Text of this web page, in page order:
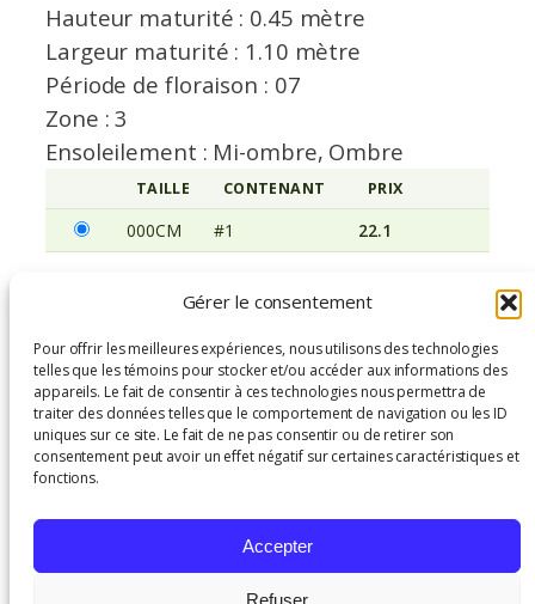
Gérer le consentement
Pour offrir les meilleures expériences, nous utilisons des technologies
telles que les témoins pour stocker et/ou accéder aux informations des
appareils. Le fait de consentir à ces technologies nous permettra de
traiter des données telles que le comportement de navigation ou les ID
uniques sur ce site. Le fait de ne pas consentir ou de retirer son
consentement peut avoir un effet négatif sur certaines caractéristiques et
fonctions.
Accepter
Refuser
Hauteur maturité : 0.45 mètre
Largeur maturité : 1.10 mètre
Période de floraison : 07
Zone : 3
Ensoleilement : Mi-ombre, Ombre
TAILLE CONTENANT PRIX
000CM #1 22.1
Hosta ‘Diamond Lake’ – 000CM, #1
65 en inventaire
q
u
a
− + Ajouter au panier
C1G
Category:
Végétaux,
Tags: